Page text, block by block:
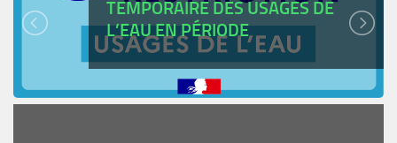
TEMPORAIRE DES USAGES DE
L’EAU EN PÉRIODE